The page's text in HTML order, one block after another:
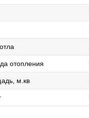
отопления
м.кв